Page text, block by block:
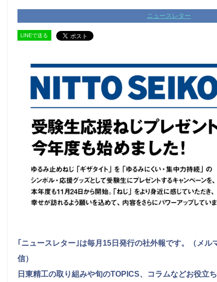
ニュースレター
LINEで送る
｢ニュースレター｣は毎月15日発行の社外報です。（ メル
信）
日東精工の取り組みや旬のTOPICS、コラムなどお役立